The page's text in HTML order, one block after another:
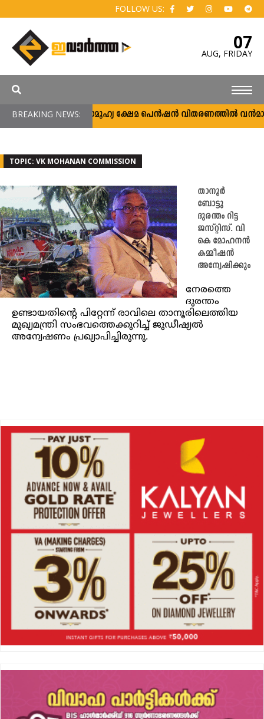
FOLLOW US:
07
AUG, FRIDAY
BREAKING NEWS:സാമൂഹ്യ ക്ഷേമ പെൻഷൻ വിതരണത്തിൽ
TOPIC: VK MOHANAN COMMISSION
താനൂർ
ബോട്ടു
ദുരന്തം റിട്ട
ജസ്റ്റിസ്. വി
കെ മോഹനൻ
കമ്മീഷന്‍
അന്വേഷിക്കും
നേരത്തെ
ദുരന്തം
ഉണ്ടായതിന്റെ പിറ്റേന്ന് രാവിലെ താനൂരിലെത്തിയ
മുഖ്യമന്ത്രി സംഭവത്തെക്കുറിച്ച് ജുഡീഷ്യല്‍
അന്വേഷണം പ്രഖ്യാപിച്ചിരുന്നു.